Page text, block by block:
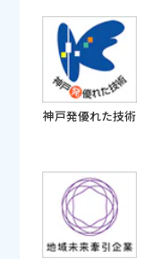
神戸発優れた技術